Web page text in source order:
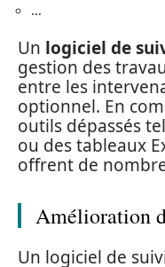
…
Un logiciel de
gestion des
entre les
optionnel. En
outils dépassés
ou des tableaux
offrent de
Amélioration
Un logiciel de